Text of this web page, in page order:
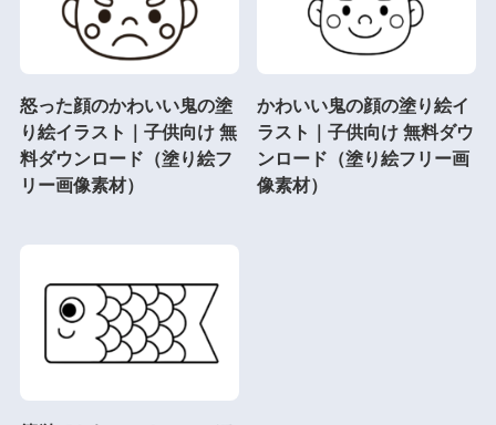
怒った顔のかわいい鬼の塗
り絵イラスト｜子供向け 無
料ダウンロード（塗り絵フ
リー画像素材）
かわいい鬼の顔の塗り絵イ
ラスト｜子供向け 無料ダウ
ンロード（塗り絵フリー画
像素材）